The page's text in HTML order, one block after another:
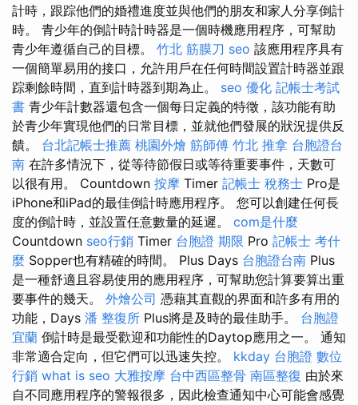
計時，跟踪他們的婚禮進度並與他們的朋友和家人分享倒計
時。 青少年的倒計時計時器是一個時機應用程序，可幫助
青少年遵循自己的目標。 竹北 筋膜刀 seo 該應用程序具有
一個簡單易用的接口，允許用戶在任何時間設置計時器並跟
踪剩餘時間，直到計時器到期為止。 seo 優化 記帳士考試
書 青少年計數器還包含一個每日定義的特徵，該功能有助
於青少年實現他們的日常目標，並就他們發展的狀況提供反
饋。 台北記帳士推薦 桃園外燴 筋師傅 竹北 推拿 台胞證台
南 在許多情況下，從等待節假日或等待重要事件，天數可
以很有用。 Countdown 按摩 Timer 記帳士 稅務士 Pro是
iPhone和iPad的最佳倒計時應用程序。 您可以創建任何長
度的倒計時，並設置任意數量的延遲。 com是什麼
Countdown seo行銷 Timer 台胞證 期限 Pro 記帳士 考什
麼 Sopper也有精確的時間。 Plus Days 台胞證台南 Plus
是一種舒適且容易使用的應用程序，可幫助您計算要算出重
要事件的幾天。 外燴公司 憑藉其直觀的界面和許多有用的
功能，Days 潘 整復所 Plus將是及時的最佳助手。 台胞證
宜蘭 倒計時是最受歡迎和功能性的Daytop應用之一。 通知
非常適合定向，但它們可以迅速失控。 kkday 台胞證 數位
行銷 what is seo 大雅按摩 台中西區整骨 南區整復 由於來
自不同應用程序的警報很多，因此檢查通知中心可能會感覺